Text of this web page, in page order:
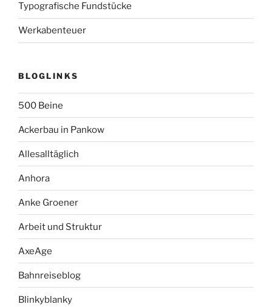
Typografische Fundstücke
Werkabenteuer
BLOGLINKS
500 Beine
Ackerbau in Pankow
Allesalltäglich
Anhora
Anke Groener
Arbeit und Struktur
AxeAge
Bahnreiseblog
Blinkyblanky